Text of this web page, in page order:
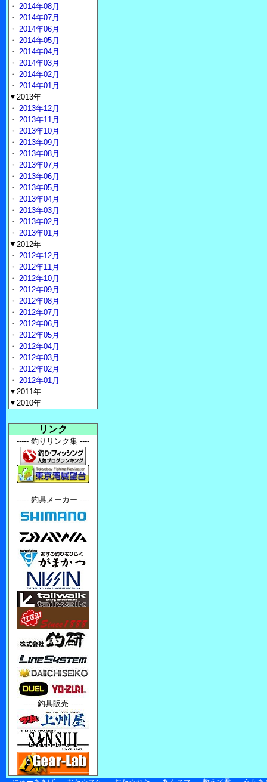
・ 2014年08月
・ 2014年07月
・ 2014年06月
・ 2014年05月
・ 2014年04月
・ 2014年03月
・ 2014年02月
・ 2014年01月
▼2013年
・ 2013年12月
・ 2013年11月
・ 2013年10月
・ 2013年09月
・ 2013年08月
・ 2013年07月
・ 2013年06月
・ 2013年05月
・ 2013年04月
・ 2013年03月
・ 2013年02月
・ 2013年01月
▼2012年
・ 2012年12月
・ 2012年11月
・ 2012年10月
・ 2012年09月
・ 2012年08月
・ 2012年07月
・ 2012年06月
・ 2012年05月
・ 2012年04月
・ 2012年03月
・ 2012年02月
・ 2012年01月
▼2011年
▼2010年
リンク
----- 釣りリンク集 ----
----- 釣具メーカー ----
----- 釣具販売 -----